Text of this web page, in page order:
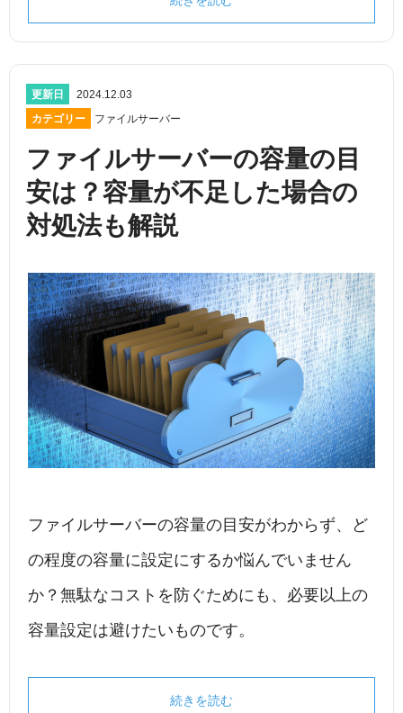
更新日
2024.12.03
カテゴリー
ファイルサーバー
ファイルサーバーの容量の目
安は？容量が不足した場合の
対処法も解説
ファイルサーバーの容量の目安がわからず、ど
の程度の容量に設定にするか悩んでいません
か？無駄なコストを防ぐためにも、必要以上の
容量設定は避けたいものです。
続きを読む